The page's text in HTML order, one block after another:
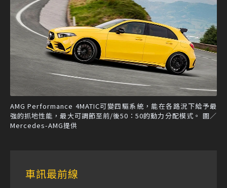
AMG Performance 4MATIC可變四驅系統，能在各路況下給予最
強的抓地性能，最大可調節至前/後50：50的動力分配模式。 圖／
Mercedes-AMG提供
車訊最前線